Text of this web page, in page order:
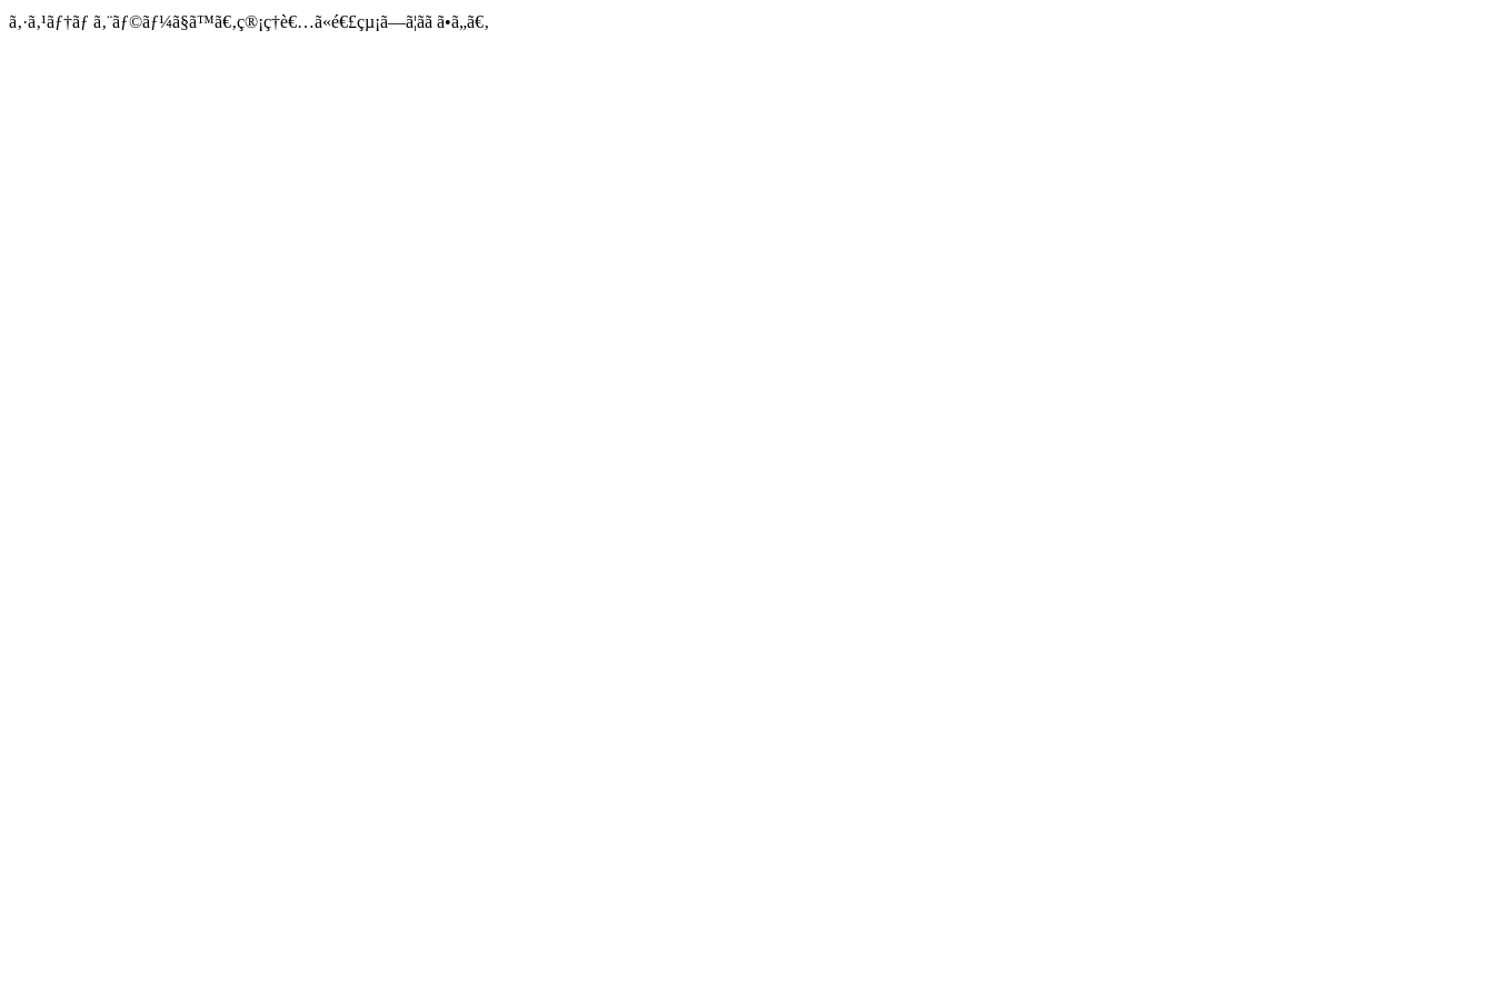
ã‚·ã‚¹ãƒ†ãƒ ã‚¨ãƒ©ãƒ¼ã§ã™ã€‚ç®¡ç†è€…ã«é€£çµ¡ã—ã¦ãã ã•ã„ã€‚